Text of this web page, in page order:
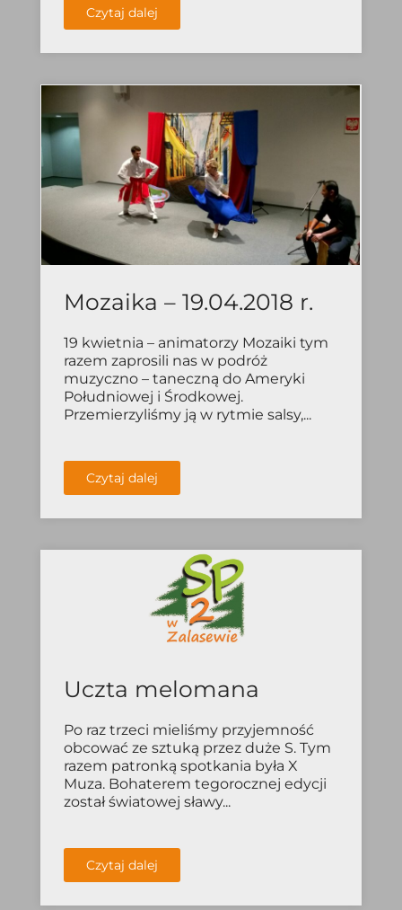
Czytaj dalej
Mozaika – 19.04.2018 r.
19 kwietnia – animatorzy Mozaiki tym
razem zaprosili nas w podróż
muzyczno – taneczną do Ameryki
Południowej i Środkowej.
Przemierzyliśmy ją w rytmie salsy,...
Czytaj dalej
Uczta melomana
Po raz trzeci mieliśmy przyjemność
obcować ze sztuką przez duże S. Tym
razem patronką spotkania była X
Muza. Bohaterem tegorocznej edycji
został światowej sławy...
Czytaj dalej